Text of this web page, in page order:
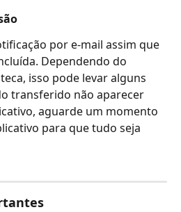
por e-mail assim que
Dependendo do
isso pode levar alguns
transferido não aparecer
aguarde um momento
para que tudo seja